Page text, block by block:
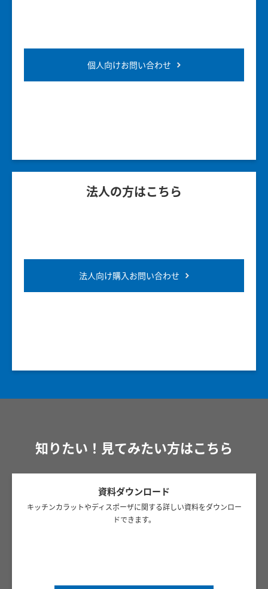
個人向けお問い合わせ
法人の方はこちら
法人向け購入お問い合わせ
知りたい！見てみたい方はこちら
資料ダウンロード
キッチンカラットやディスポーザに関する詳しい資料をダウンロー
ドできます。